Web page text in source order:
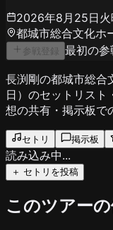
2026年8月25日火
都城市総合文化ホ
参戦登録 最初の参
長渕剛の都城市総
日）のセットリスト
想の共有・掲示板で
セトリ 掲示板
読み込み中...
＋ セトリを投稿
このツアー